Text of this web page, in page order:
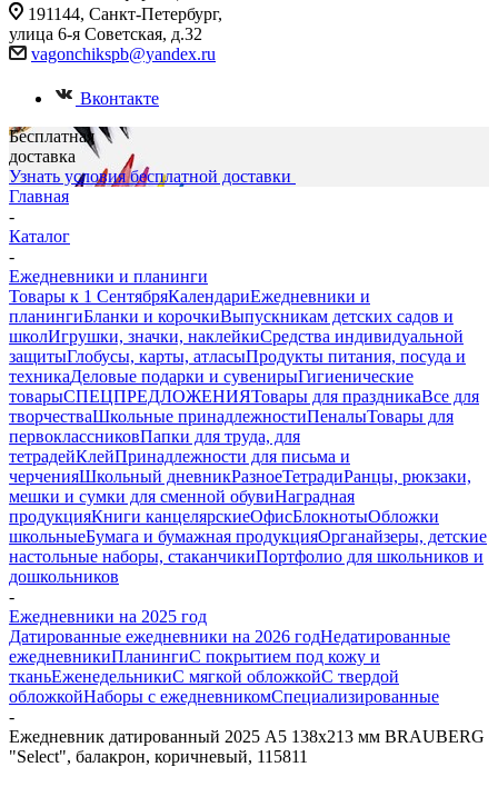
191144, Санкт-Петербург,
улица 6-я Советская, д.32
vagonchikspb@yandex.ru
Вконтакте
Бесплатная
доставка
Узнать условия бесплатной доставки
Главная
-
Каталог
-
Ежедневники и планинги
Товары к 1 СентябряКалендариЕжедневники и
планингиБланки и корочкиВыпускникам детских садов и
школИгрушки, значки, наклейкиСредства индивидуальной
защитыГлобусы, карты, атласыПродукты питания, посуда и
техникаДеловые подарки и сувенирыГигиенические
товарыСПЕЦПРЕДЛОЖЕНИЯТовары для праздникаВсе для
творчестваШкольные принадлежностиПеналыТовары для
первоклассниковПапки для труда, для
тетрадейКлейПринадлежности для письма и
черченияШкольный дневникРазноеТетрадиРанцы, рюкзаки,
мешки и сумки для сменной обувиНаградная
продукцияКниги канцелярскиеОфисБлокнотыОбложки
школьныеБумага и бумажная продукцияОрганайзеры, детские
настольные наборы, стаканчикиПортфолио для школьников и
дошкольников
-
Ежедневники на 2025 год
Датированные ежедневники на 2026 годНедатированные
ежедневникиПланингиС покрытием под кожу и
тканьЕженедельникиС мягкой обложкойС твердой
обложкойНаборы с ежедневникомСпециализированные
-
Ежедневник датированный 2025 А5 138x213 мм BRAUBERG
"Select", балакрон, коричневый, 115811